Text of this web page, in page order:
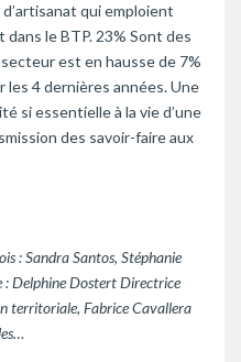
qui emploient
le BTP. 23% Sont des
est en hausse de 7%
les 4 dernières années. Une
si essentielle à la vie d’une
des savoir-faire aux
: Sandra Santos, Stéphanie
Delphine Dostert Directrice
territoriale, Fabrice Cavallera